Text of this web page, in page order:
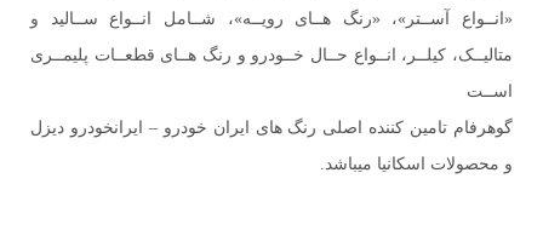
«انــواع آســتر»، «رنگ هــای رویــه»، شــامل انــواع ســالید و
متالیــک، کیلــر، انــواع حــال خــودرو و رنگ هــای قطعــات پلیمــری
اســت
گوهرفام تامین کننده اصلی رنگ های ایران خودرو – ایرانخودرو دیزل
و محصولات اسکانیا میباشد.